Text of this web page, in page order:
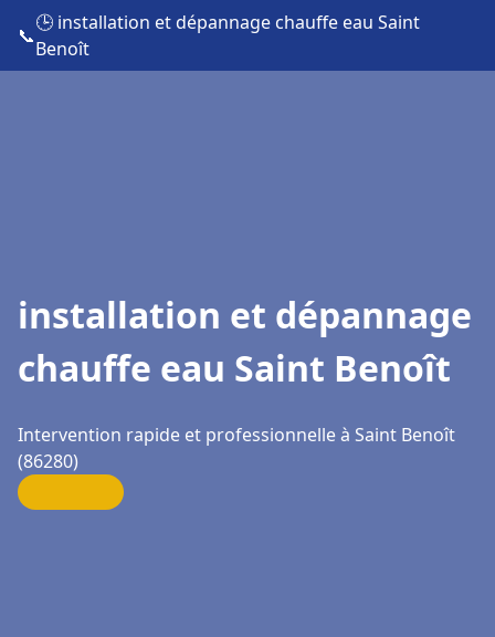
📞
🕒 installation et dépannage chauffe eau Saint
Benoît
installation et dépannage
chauffe eau Saint Benoît
Intervention rapide et professionnelle à Saint Benoît
(86280)